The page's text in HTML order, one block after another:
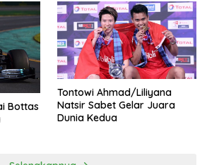
Bottas
Tontowi Ahmad/Liliyana
Natsir Sabet Gelar Juara
Dunia Kedua